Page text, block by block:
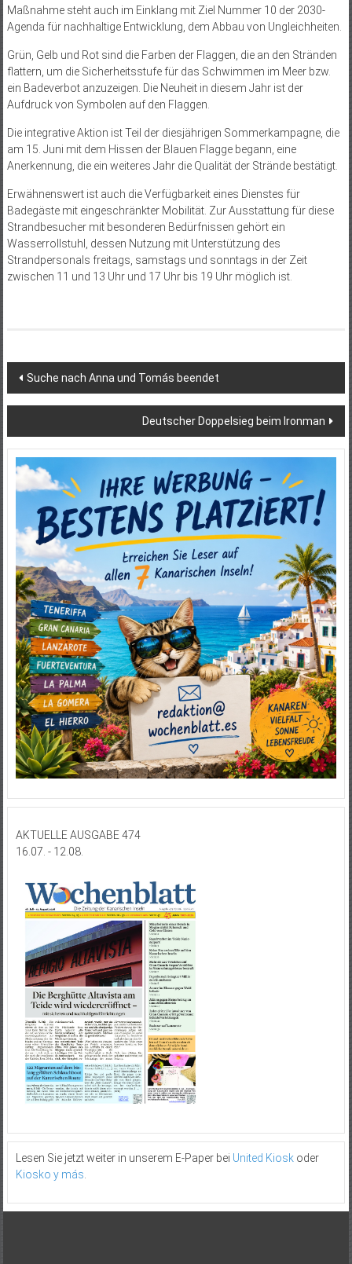
Maßnahme steht auch im Einklang mit Ziel Nummer 10 der 2030-
Agenda für nachhaltige Entwicklung, dem Abbau von Ungleichheiten.
Grün, Gelb und Rot sind die Farben der Flaggen, die an den Stränden
flattern, um die Sicherheitsstufe für das Schwimmen im Meer bzw.
ein Badeverbot anzuzeigen. Die Neuheit in diesem Jahr ist der
Aufdruck von Symbolen auf den Flaggen.
Die integrative Aktion ist Teil der diesjährigen Sommerkampagne, die
am 15. Juni mit dem Hissen der Blauen Flagge begann, eine
Anerkennung, die ein weiteres Jahr die Qualität der Strände bestätigt.
Erwähnenswert ist auch die Verfügbarkeit eines Dienstes für
Badegäste mit eingeschränkter Mobilität. Zur Ausstattung für diese
Strandbesucher mit besonderen Bedürfnissen gehört ein
Wasserrollstuhl, dessen Nutzung mit Unterstützung des
Strandpersonals freitags, samstags und sonntags in der Zeit
zwischen 11 und 13 Uhr und 17 Uhr bis 19 Uhr möglich ist.
Beitragsnavigation
Suche nach Anna und Tomás beendet
Deutscher Doppelsieg beim Ironman
AKTUELLE AUSGABE 474
16.07. - 12.08.
Lesen Sie jetzt weiter in unserem E-Paper bei United Kioskoder
Kiosko y más.